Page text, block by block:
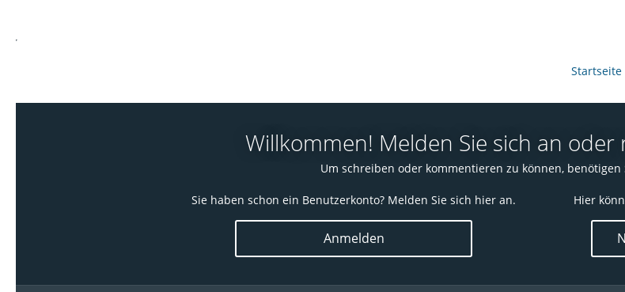
Startseite
Willkommen! Melden Sie sich an oder
Um schreiben oder kommentieren zu können, benötigen
Sie haben schon ein Benutzerkonto? Melden Sie sich hier an.
Anmelden
Hier